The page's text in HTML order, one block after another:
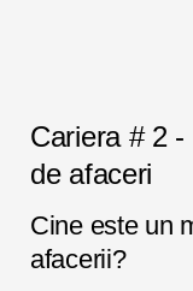
Cariera # 2
de afaceri
Cine este un
afacerii?